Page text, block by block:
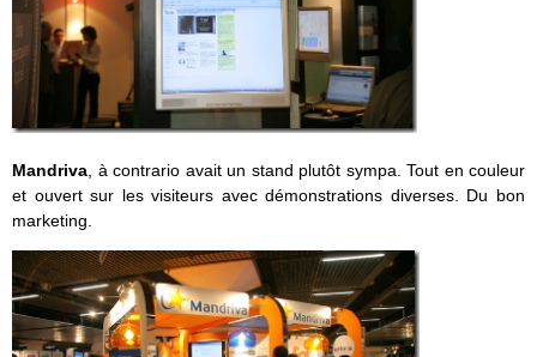
Mandriva , à contrario avait un stand plutôt sympa. Tout en couleur
et ouvert sur les visiteurs avec démonstrations diverses. Du bon
marketing.